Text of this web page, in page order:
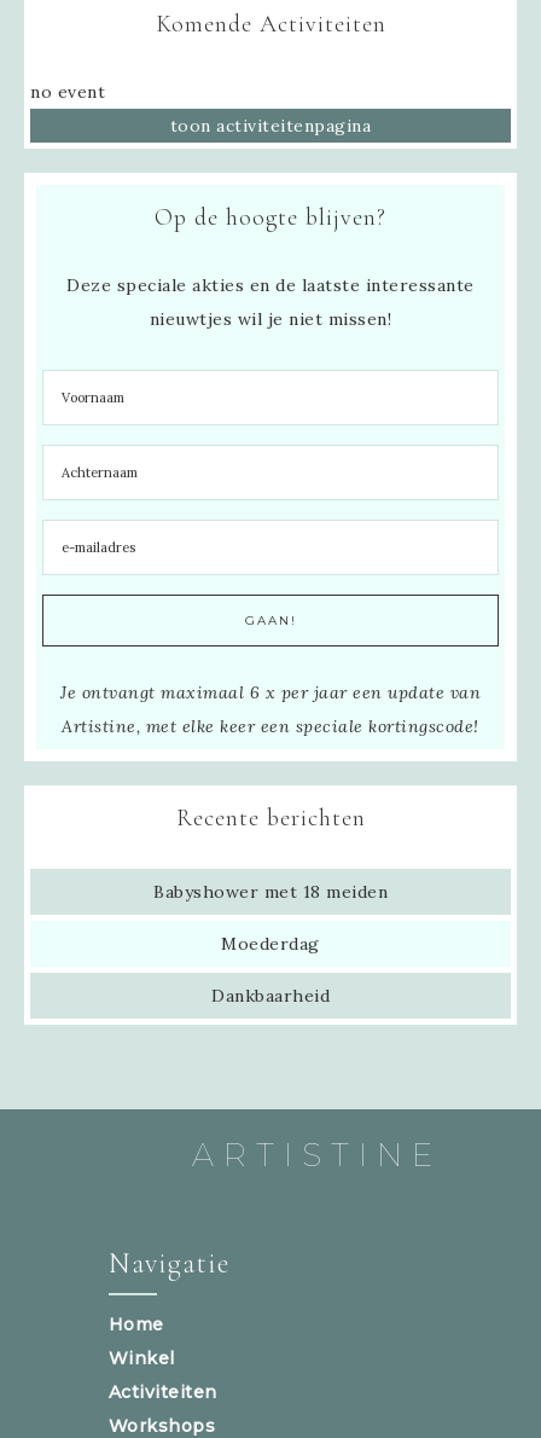
Komende Activiteiten
no event
toon activiteitenpagina
Op de hoogte blijven?
Deze speciale akties en de laatste interessante
nieuwtjes wil je niet missen!
Je ontvangt maximaal 6 x per jaar een update van
Artistine, met elke keer een speciale kortingscode!
Recente berichten
Babyshower met 18 meiden
Moederdag
Dankbaarheid
ARTISTINE
Navigatie
Home
Winkel
Activiteiten
Workshops